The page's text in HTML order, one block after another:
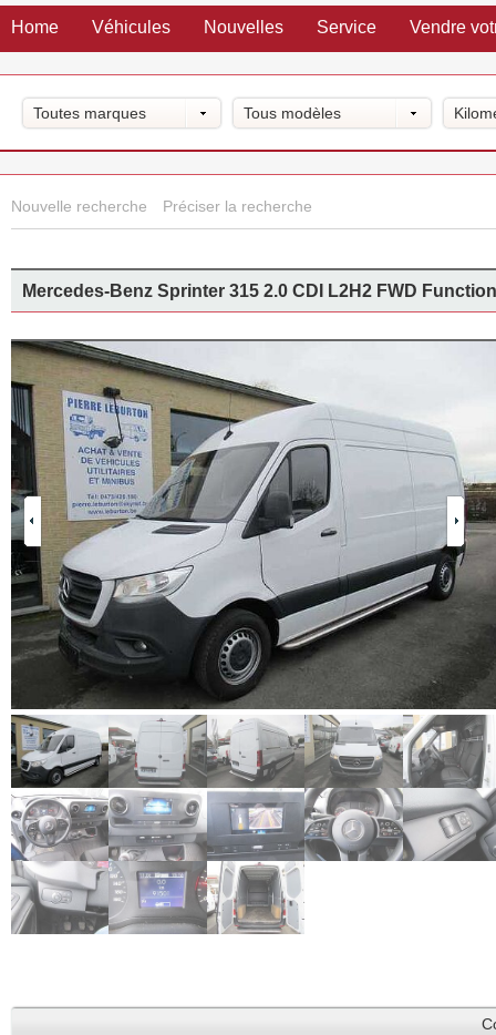
Home Véhicules Nouvelles Service Vendre
Toutes marques Tous modèles
Nouvelle recherche Préciser la recherche
Mercedes-Benz Sprinter 315 2.0 CDI L2H2 FWD